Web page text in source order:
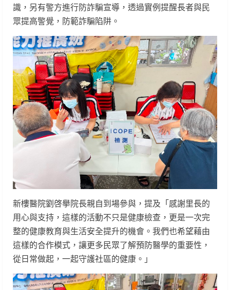
識，另有警方進行防詐騙宣導，透過實例提醒長者與民
眾提高警覺，防範詐騙陷阱。
新樓醫院劉啓擧院長親自到場參與，提及「感謝里長的
用心與支持，這樣的活動不只是健康檢查，更是一次完
整的健康教育與生活安全提升的機會。我們也希望藉由
這樣的合作模式，讓更多民眾了解預防醫學的重要性，
從日常做起，一起守護社區的健康。」